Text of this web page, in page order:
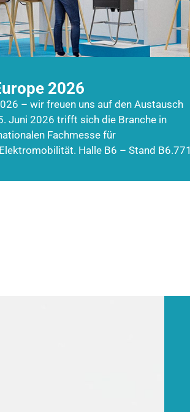
2026
– wir freuen uns auf den Austausch
Juni 2026 trifft sich die Branche in
Fachmesse für
Halle B6 – Stand B6.771